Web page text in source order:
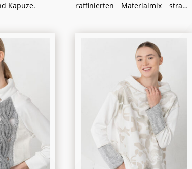
Kapuze.
raffinierten Materialmix strahlt
für einen modernen, schlanken
Look. Die dezenten Einsätze und
der angenehme Stretch betonen
die Figur, während kleine
Stickdetails am Hosenbein für
einen kreativen Twist sorgen.
Kombiniert mit trendigen
Stiefeletten in Creme und Beige
entsteht ein frischer,
stilbewusster Herbst-Look, der
sich perfekt für den Alltag und